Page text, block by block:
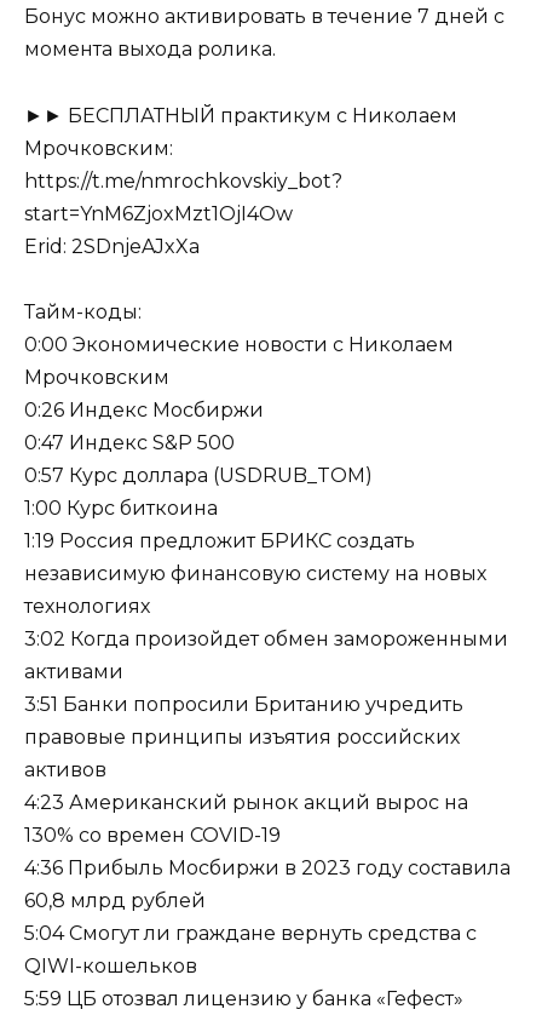
Бонус можно активировать в течение 7 дней с
момента выхода ролика.
►► БЕСПЛАТНЫЙ практикум с Николаем
Мрочковским:
https://t.me/nmrochkovskiy_bot?
start=YnM6ZjoxMzt1OjI4Ow
Erid: 2SDnjeAJxXa
Тайм-коды:
0:00 Экономические новости с Николаем
Мрочковским
0:26 Индекс Мосбиржи
0:47 Индекс S&P 500
0:57 Курс доллара (USDRUB_TOM)
1:00 Курс биткоина
1:19 Россия предложит БРИКС создать
независимую финансовую систему на новых
технологиях
3:02 Когда произойдет обмен замороженными
активами
3:51 Банки попросили Британию учредить
правовые принципы изъятия российских
активов
4:23 Американский рынок акций вырос на
130% со времен COVID-19
4:36 Прибыль Мосбиржи в 2023 году составила
60,8 млрд рублей
5:04 Смогут ли граждане вернуть средства с
QIWI-кошельков
5:59 ЦБ отозвал лицензию у банка «Гефест»